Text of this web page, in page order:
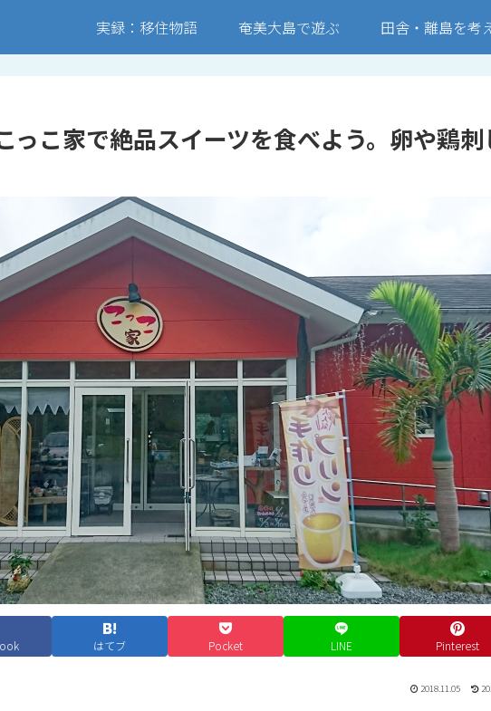
実録：移住物語 奄美大島で遊ぶ 田舎・離島を考
っこ家で絶品スイーツを食べよう。卵や鶏刺
はてブ Pocket LINE Pinterest
2018.11.05